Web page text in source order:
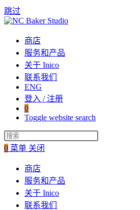
跳过
商店
服务和产品
关于 Inico
联系我们
ENG
登入 / 注册
0
Toggle website search
0 菜单 关闭
商店
服务和产品
关于 Inico
联系我们